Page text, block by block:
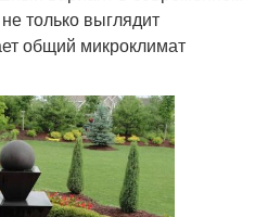
только выглядит
общий микроклимат